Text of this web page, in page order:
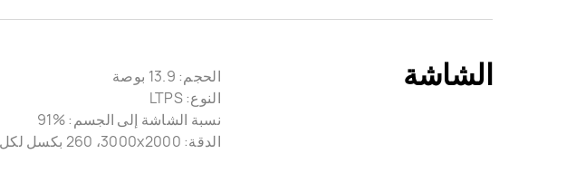
الشاشة
الحجم: 13.9 بوصة
النوع: LTPS
نسبة الشاشة إلى الجسم: ‎91%‎
الدقة: ‎3000x2000، ‏260 بكسل لكل بوصة